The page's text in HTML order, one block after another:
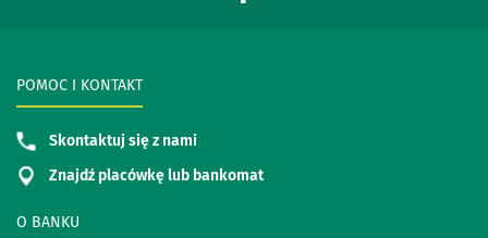
O BANKU
POMOC I KONTAKT
Skontaktuj się z nami
Znajdź placówkę lub bankomat